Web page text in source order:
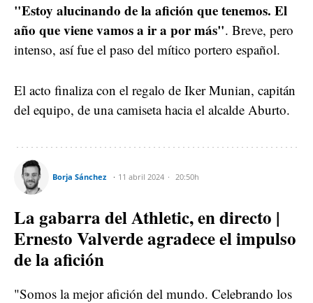
"Estoy alucinando de la afición que tenemos. El
año que viene vamos a ir a por más". Breve, pero
intenso, así fue el paso del mítico portero español.
El acto finaliza con el regalo de Iker Munian, capitán
del equipo, de una camiseta hacia el alcalde Aburto.
Borja Sánchez 11 abril 2024 20:50h
La gabarra del Athletic, en directo |
Ernesto Valverde agradece el impulso
de la afición
"Somos la mejor afición del mundo. Celebrando los